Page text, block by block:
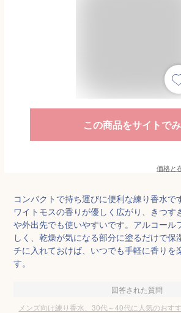
この商品をサイトで
価格と
コンパクトで持ち運びに便利な練り香水で
ワイトモスの香りが優しく広がり、きつす
や外出先でも使いやすいです。アルコール
しく、乾燥が気になる部分に塗るだけで保
チに入れておけば、いつでも手軽に香りを
す。
回答された質問
メンズ向け練り香水、30代～40代に人気のおす